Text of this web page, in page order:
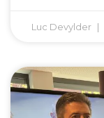
Luc Devylder